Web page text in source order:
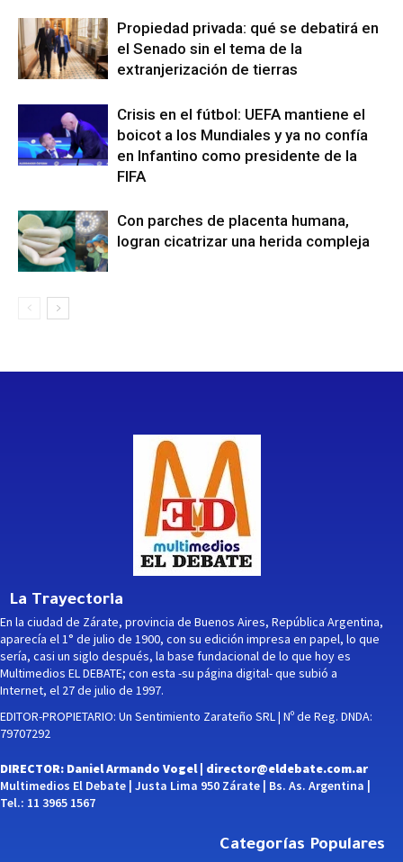
Propiedad privada: qué se debatirá en
el Senado sin el tema de la
extranjerización de tierras
Crisis en el fútbol: UEFA mantiene el
boicot a los Mundiales y ya no confía
en Infantino como presidente de la
FIFA
Con parches de placenta humana,
logran cicatrizar una herida compleja
La Trayectoria
En la ciudad de Zárate, provincia de Buenos Aires, República Argentina,
aparecía el 1° de julio de 1900, con su edición impresa en papel, lo que
sería, casi un siglo después, la base fundacional de lo que hoy es
Multimedios EL DEBATE; con esta -su página digital- que subió a
Internet, el 27 de julio de 1997.
EDITOR-PROPIETARIO: Un Sentimiento Zarateño SRL | Nº de Reg. DNDA:
79707292
DIRECTOR: Daniel Armando Vogel | director@eldebate.com.ar
Multimedios El Debate | Justa Lima 950 Zárate | Bs. As. Argentina |
Tel.: 11 3965 1567
Categorías Populares